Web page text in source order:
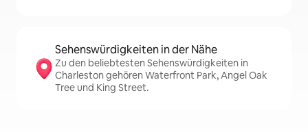
Sehenswürdigkeiten in der Nähe
Zu den beliebtesten Sehenswürdigkeiten in
Charleston gehören Waterfront Park, Angel Oak
Tree und King Street.